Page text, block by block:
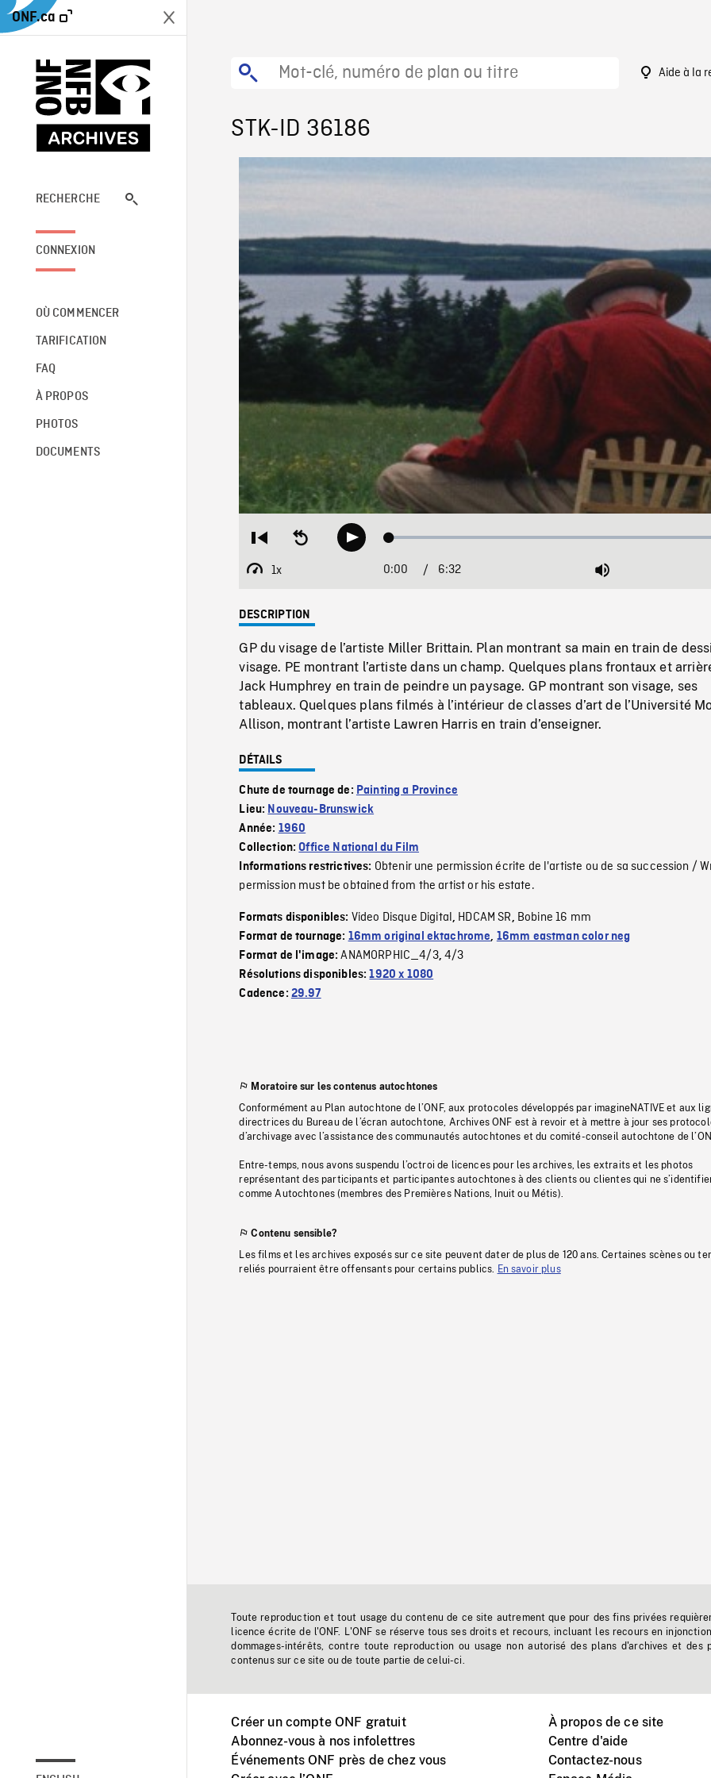
ONF.ca
RECHERCHE
CONNEXION
OÙ COMMENCER
TARIFICATION
FAQ
À PROPOS
PHOTOS
DOCUMENTS
Aide à la
STK-ID 36186
Restart
beginning
Seek
backwardPlay Loaded:
1x
Playback
Current
0:00 / Duration
6:32 Mute
DESCRIPTION
GP du visage de l’artiste Miller Brittain. Plan montrant sa main en train de
visage. PE montrant l’artiste dans un champ. Quelques plans frontaux et
Jack Humphrey en train de peindre un paysage. GP montrant son visage, ses
tableaux. Quelques plans filmés à l’intérieur de classes d’art de l’Université
Allison, montrant l’artiste Lawren Harris en train d’enseigner.
DÉTAILS
Chute de tournage de: Painting a Province
Lieu: Nouveau-Brunswick
Année: 1960
Collection:Office National du Film
Informations restrictives: Obtenir une permission écrite de l'artiste ou de sa succession /
permission must be obtained from the artist or his estate.
Formats disponibles: Video Disque Digital, HDCAM SR, Bobine 16 mm
Format de tournage: 16mm original ektachrome, 16mm eastman color neg
Format de l'image:ANAMORPHIC_4/3,4/3
Résolutions disponibles:1920 x 1080
Cadence: 29.97
Moratoire sur les contenus autochtones
Conformément au Plan autochtone de l’ONF, aux protocoles développés par imagineNATIVE et aux
directrices du Bureau de l’écran autochtone, Archives ONF est à revoir et à mettre à jour ses
d’archivage avec l’assistance des communautés autochtones et du comité-conseil autochtone de
Entre-temps, nous avons suspendu l’octroi de licences pour les archives, les extraits et les photos
représentant des participants et participantes autochtones à des clients ou clientes qui ne
comme Autochtones (membres des Premières Nations, Inuit ou Métis).
Contenu sensible?
Les films et les archives exposés sur ce site peuvent dater de plus de 120 ans. Certaines scènes ou
reliés pourraient être offensants pour certains publics.
En savoir plus
Toute reproduction et tout usage du contenu de ce site autrement que pour des fins privées
licence écrite de l'ONF. L'ONF se réserve tous ses droits et recours, incluant les recours en
dommages-intérêts, contre toute reproduction ou usage non autorisé des plans d'archives et des
contenus sur ce site ou de toute partie de celui-ci.
Créer un compte ONF gratuit
Abonnez-vous à nos infolettres
Événements ONF près de chez vous
À propos de ce site
Centre d'aide
Contactez-nous